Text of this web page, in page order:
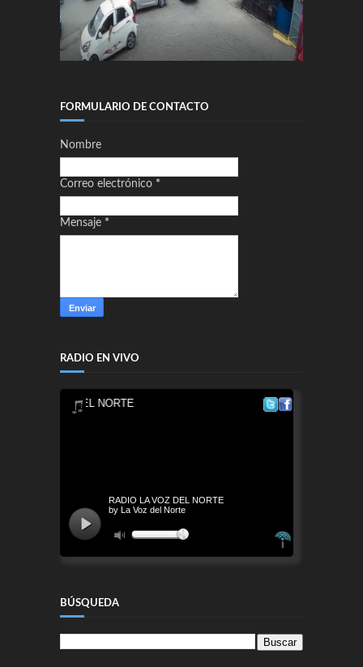
FORMULARIO DE CONTACTO
Nombre
Correo electrónico *
Mensaje *
RADIO EN VIVO
BÚSQUEDA